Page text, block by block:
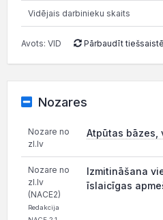
Vidējais darbinieku skaits
Avots: VID Pārbaudīt
Nozares
Nozare no
zl.lv
Atpūtas bāzes,
Nozare no
zl.lv
(NACE2)
Redakcija
Izmitināšana
īslaicīgas